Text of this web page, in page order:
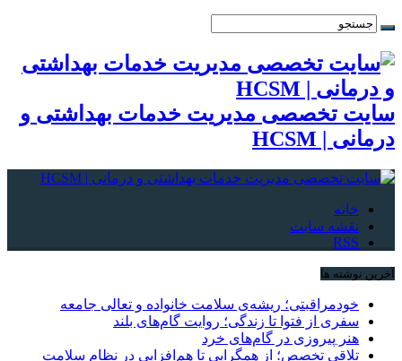
سایت تخصصی مدیریت خدمات بهداشتی و
درمانی | HCSM
خانه
نقشه سایت
RSS
آخرین نوشته ها
خودمراقبتی؛ ریشه‌ی سلامت خانواده و تعالی جامعه
سفری از فتوا تا زندگی؛ روایت گام‌های بلند
هنر پیروزی در گام‌های خرد
تلاقی تخصص؛ از همگرایی تا هم‌افزایی در نظام سلامت